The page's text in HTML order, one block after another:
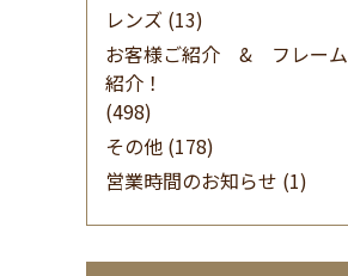
レンズ (13)
お客様ご紹介 & フレーム
紹介！
(498)
その他 (178)
営業時間のお知らせ (1)